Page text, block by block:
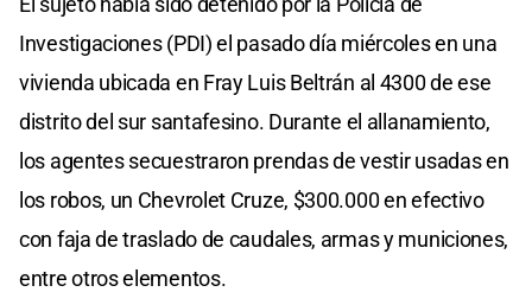
Investigaciones (PDI) el pasado día miércoles en una
vivienda ubicada en Fray Luis Beltrán al 4300 de ese
distrito del sur santafesino. Durante el allanamiento,
los agentes secuestraron prendas de vestir usadas en
los robos, un Chevrolet Cruze, $300.000 en efectivo
con faja de traslado de caudales, armas y municiones,
entre otros elementos.